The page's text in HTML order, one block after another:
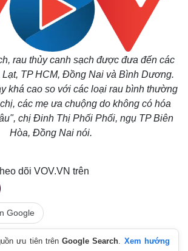
Ô tô - Xe máy
Ô tô
rau thủy canh sạch được đưa đến các
TP HCM, Đồng Nai và Bình Dương.
khá cao so với các loại rau bình thường
các mẹ ưa chuộng do không có hóa
chị Đinh Thị Phối Phối, ngụ TP Biên
Hòa, Đồng Nai nói.
dõi VOV.VN trên
Google
ưu tiên trênGoogle Search. Xem hướng